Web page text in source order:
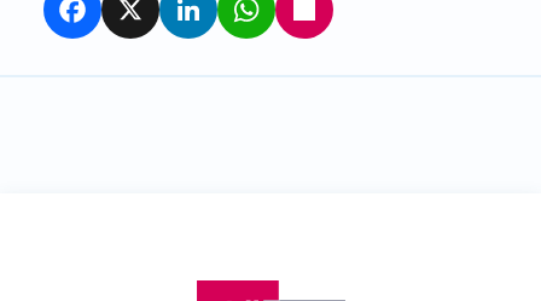
Facebook LinkedInWhatsApp
Teilen